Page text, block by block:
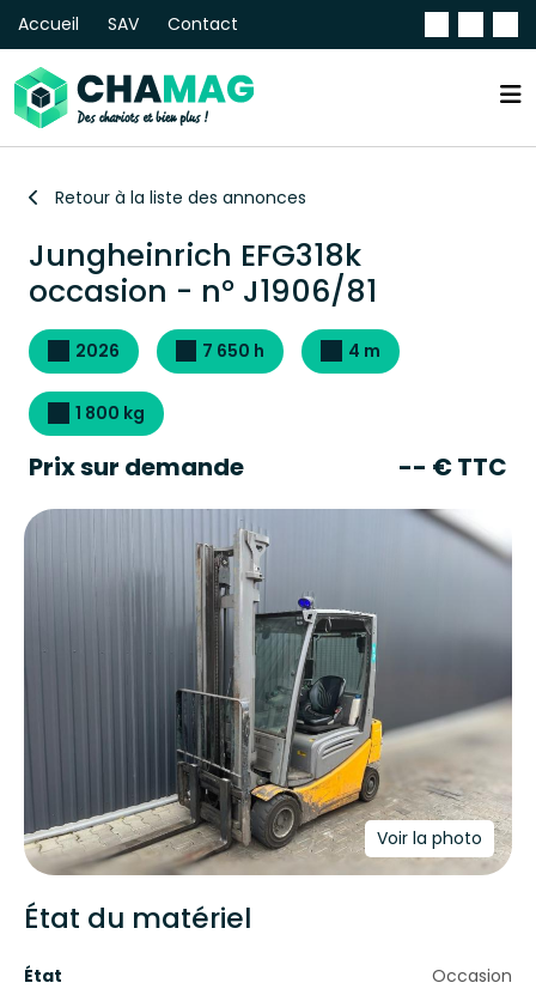
Accueil SAV Contact
Retour à la liste des annonces
Jungheinrich EFG318k
occasion - n° J1906/81
2026 7 650 h 4 m
1 800 kg
Prix sur demande -- € TTC
Voir la photo
État du matériel
État Occasion